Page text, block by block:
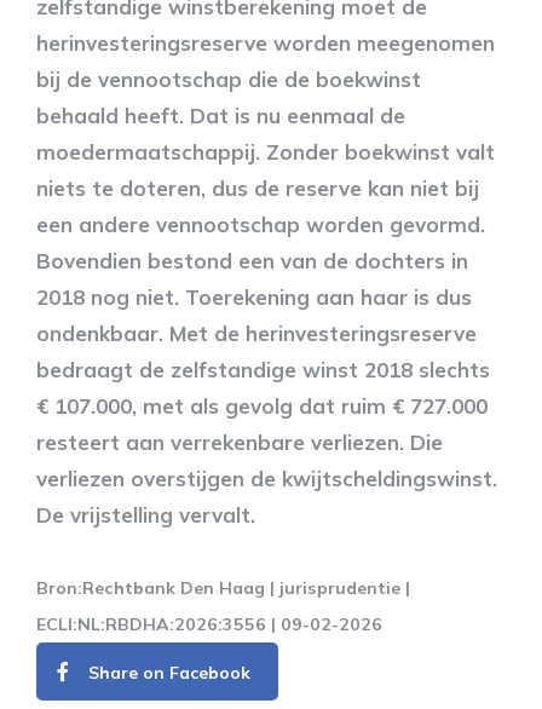
zelfstandige winstberekening moet de
herinvesteringsreserve worden meegenomen
bij de vennootschap die de boekwinst
behaald heeft. Dat is nu eenmaal de
moedermaatschappij. Zonder boekwinst valt
niets te doteren, dus de reserve kan niet bij
een andere vennootschap worden gevormd.
Bovendien bestond een van de dochters in
2018 nog niet. Toerekening aan haar is dus
ondenkbaar. Met de herinvesteringsreserve
bedraagt de zelfstandige winst 2018 slechts
€ 107.000, met als gevolg dat ruim € 727.000
resteert aan verrekenbare verliezen. Die
verliezen overstijgen de kwijtscheldingswinst.
De vrijstelling vervalt.
Bron:Rechtbank Den Haag | jurisprudentie |
ECLI:NL:RBDHA:2026:3556 | 09-02-2026
Share on Facebook